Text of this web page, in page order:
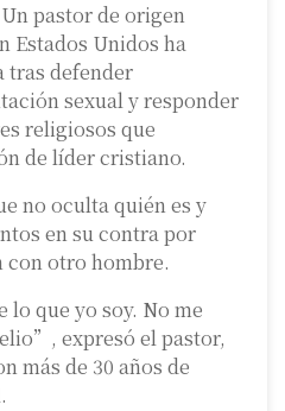
Un pastor de origen
Estados Unidos ha
tras defender
sexual y responder
religiosos que
de líder cristiano.
no oculta quién es y
en su contra por
con otro hombre.
lo que yo soy. No me
expresó el pastor,
más de 30 años de